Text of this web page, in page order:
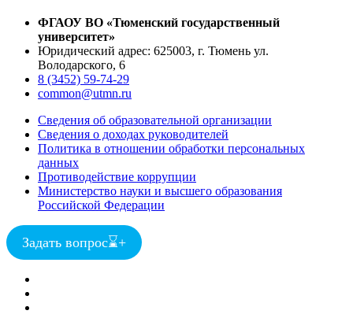
ФГАОУ ВО «Тюменский государственный
университет»
Юридический адрес: 625003, г. Тюмень ул.
Володарского, 6
8 (3452) 59-74-29
common@utmn.ru
Сведения об образовательной организации
Сведения о доходах руководителей
Политика в отношении обработки персональных
данных
Противодействие коррупции
Министерство науки и высшего образования
Российской Федерации
Задать вопрос⌛+